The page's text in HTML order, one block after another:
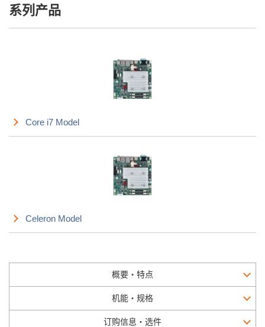
系列产品
Core i7 Model
Celeron Model
概要・特点
机能・规格
订购信息・选件